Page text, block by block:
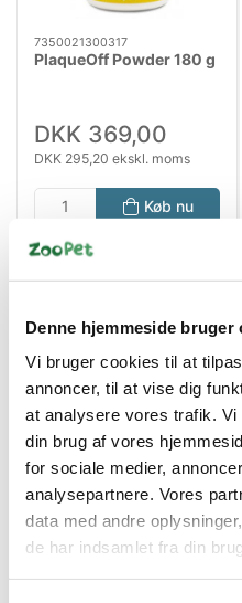
Denne hjemmeside bruger
Vi bruger cookies til at
annoncer, til at vise dig
at analysere vores trafik.
din brug af vores
for sociale medier,
analysepartnere. Vores
data med andre
de har indsamlet fra din
7350021300317
PlaqueOff Powder 180 g
DKK 369,00
DKK 295,20 ekskl. moms
Køb nu
På lager
Bestsælgende